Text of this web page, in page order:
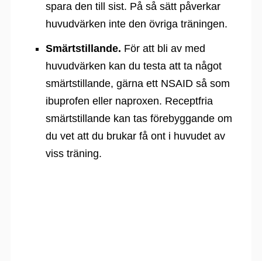
spara den till sist. På så sätt påverkar
huvudvärken inte den övriga träningen.
Smärtstillande. För att bli av med
huvudvärken kan du testa att ta något
smärtstillande, gärna ett NSAID så som
ibuprofen eller naproxen. Receptfria
smärtstillande kan tas förebyggande om
du vet att du brukar få ont i huvudet av
viss träning.